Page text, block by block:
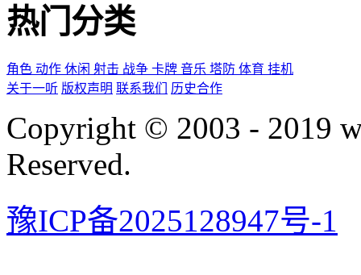
热门分类
角色 动作 休闲 射击 战争 卡牌 音乐 塔防 体育 挂机
关于一听 版权声明 联系我们 历史合作
Copyright © 2003 - 2019
Reserved.
豫ICP备2025128947号-1